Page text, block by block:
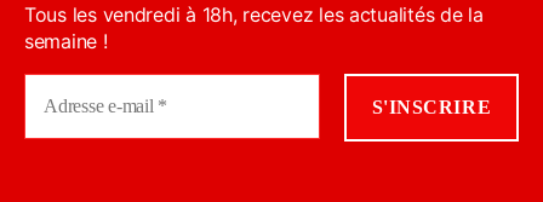
Tous les vendredi à 18h, recevez les actualités de la
semaine !